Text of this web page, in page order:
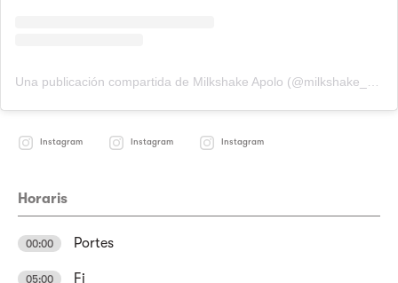
Una publicación compartida de Milkshake Apolo (@milkshake_apolo)
Instagram Instagram Instagram
Horaris
00:00 Portes
05:00 Fi